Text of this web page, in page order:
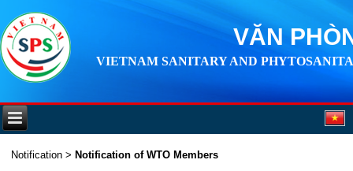
VĂN
VIETNAM SANITARY AND
Notification > Notification of WTO Members